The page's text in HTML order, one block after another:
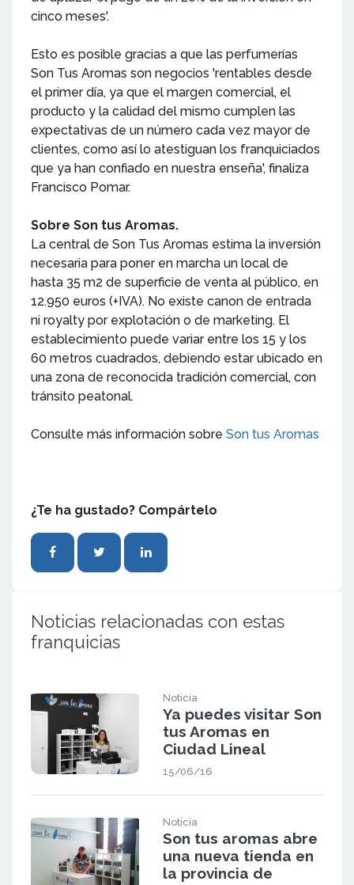
cinco meses'.
Esto es posible gracias a que las perfumerías
Son Tus Aromas son negocios 'rentables desde
el primer día, ya que el margen comercial, el
producto y la calidad del mismo cumplen las
expectativas de un número cada vez mayor de
clientes, como así lo atestiguan los franquiciados
que ya han confiado en nuestra enseña', finaliza
Francisco Pomar.
Sobre Son tus Aromas.
La central de Son Tus Aromas estima la inversión
necesaria para poner en marcha un local de
hasta 35 m2 de superficie de venta al público, en
12.950 euros (+IVA). No existe canon de entrada
ni royalty por explotación o de marketing. El
establecimiento puede variar entre los 15 y los
60 metros cuadrados, debiendo estar ubicado en
una zona de reconocida tradición comercial, con
tránsito peatonal.
Consulte más información sobre Son tus Aromas
¿Te ha gustado? Compártelo
Noticias relacionadas con estas
franquicias
Noticia
Ya puedes visitar Son
tus Aromas en
Ciudad Lineal
15/06/16
Noticia
Son tus aromas abre
una nueva tienda en
la provincia de